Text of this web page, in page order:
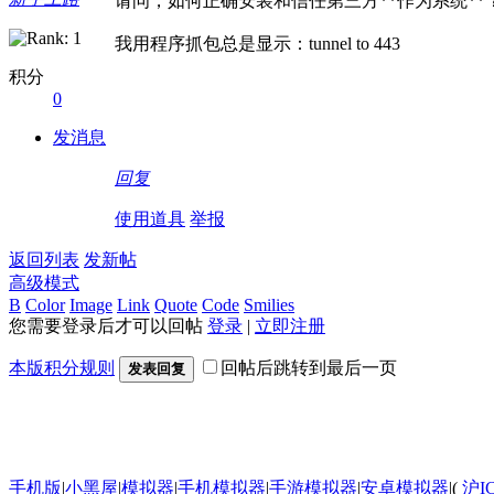
积分
0
发消息
我用程序抓包总是显示：tunnel to 443
回复
使用道具 举报
返回列表 发新帖
高级模式
B Color Image Link Quote Code Smilies
您需要登录后才可以回帖 登录 | 立即注册
本版积分规则 发表回复 回帖后跳转到最后一页
手机版|小黑屋|模拟器|手机模拟器|手游模拟器|安卓模拟器|( 沪